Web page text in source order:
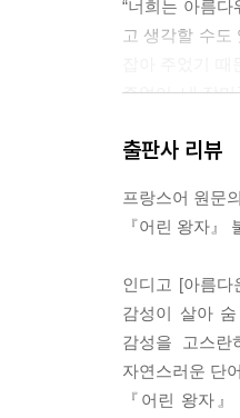
“너희는 아름
고 생각할 수도
주었어. 내 장미
“잘 있어.” 어린
“가장 중요한
--- p.121~122
“모든 사람들
할 문제야. 내
“무슨 말이야?”
“밤에 하늘을
출판사 리뷰
프랑스어 원문
『어린 왕자』
인디고 [아름
감성이 살아
감성을 고스
자연스러운 단
『어린 왕자